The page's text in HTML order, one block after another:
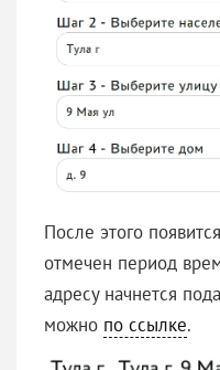
После этого
отмечен период
адресу начнется
можно по ссылке.